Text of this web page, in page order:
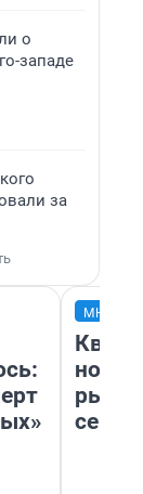
о
западе
за
но